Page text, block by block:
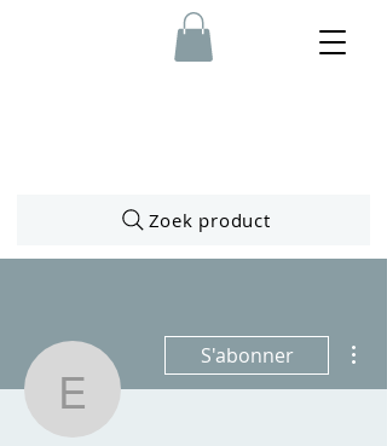
Zoek product
elly.vertommen
S'abonner